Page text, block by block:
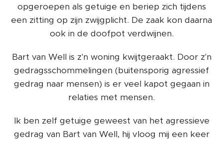
opgeroepen als getuige en beriep zich tijdens
een zitting op zijn zwijgplicht. De zaak kon daarna
ook in de doofpot verdwijnen.
Bart van Well is z'n woning kwijtgeraakt. Door z'n
gedragsschommelingen (buitensporig agressief
gedrag naar mensen) is er veel kapot gegaan in
relaties met mensen.
Ik ben zelf getuige geweest van het agressieve
gedrag van Bart van Well, hij vloog mij een keer